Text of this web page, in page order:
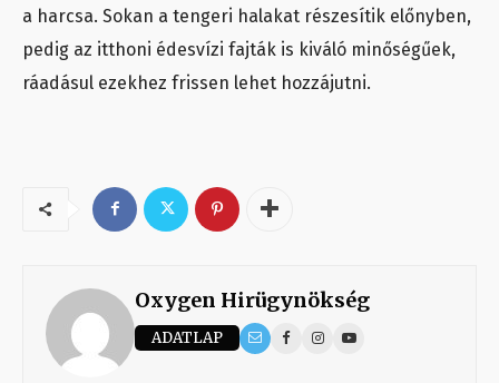
a harcsa. Sokan a tengeri halakat részesítik előnyben,
pedig az itthoni édesvízi fajták is kiváló minőségűek,
ráadásul ezekhez frissen lehet hozzájutni.
Oxygen Hirügynökség
ADATLAP